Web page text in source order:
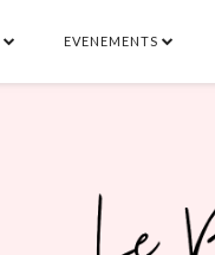
EVENEMENTS